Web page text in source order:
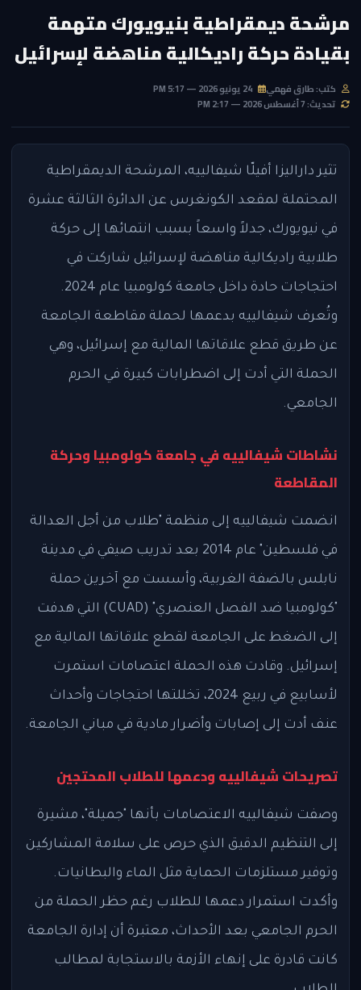
مرشحة ديمقراطية بنيويورك متهمة
بقيادة حركة راديكالية مناهضة لإسرائيل
كتب: طارق فهمي
تحديث: 7 أغسطس 2026 — 2:17 PM
تثير داراليزا أفيلّا شيفالييه، المرشحة الديمقراطية
المحتملة لمقعد الكونغرس عن الدائرة الثالثة عشرة
في نيويورك، جدلاً واسعاً بسبب انتمائها إلى حركة
طلابية راديكالية مناهضة لإسرائيل شاركت في
احتجاجات حادة داخل جامعة كولومبيا عام 2024.
وتُعرف شيفالييه بدعمها لحملة مقاطعة الجامعة
عن طريق قطع علاقاتها المالية مع إسرائيل، وهي
الحملة التي أدت إلى اضطرابات كبيرة في الحرم
الجامعي.
نشاطات شيفالييه في جامعة كولومبيا وحركة
المقاطعة
انضمت شيفالييه إلى منظمة "طلاب من أجل العدالة
في فلسطين" عام 2014 بعد تدريب صيفي في مدينة
نابلس بالضفة الغربية، وأسست مع آخرين حملة
"كولومبيا ضد الفصل العنصري" (CUAD) التي هدفت
إلى الضغط على الجامعة لقطع علاقاتها المالية مع
إسرائيل. وقادت هذه الحملة اعتصامات استمرت
لأسابيع في ربيع 2024، تخللتها احتجاجات وأحداث
عنف أدت إلى إصابات وأضرار مادية في مباني الجامعة.
تصريحات شيفالييه ودعمها للطلاب المحتجين
وصفت شيفالييه الاعتصامات بأنها "جميلة"، مشيرة
إلى التنظيم الدقيق الذي حرص على سلامة المشاركين
وتوفير مستلزمات الحماية مثل الماء والبطانيات.
وأكدت استمرار دعمها للطلاب رغم حظر الحملة من
الحرم الجامعي بعد الأحداث، معتبرة أن إدارة الجامعة
كانت قادرة على إنهاء الأزمة بالاستجابة لمطالب